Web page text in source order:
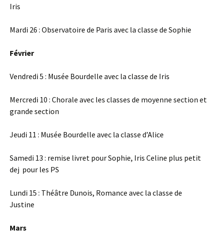
Iris
Mardi 26 : Observatoire de Paris avec la classe de Sophie
Février
Vendredi 5 : Musée Bourdelle avec la classe de Iris
Mercredi 10 : Chorale avec les classes de moyenne section et
grande section
Jeudi 11 : Musée Bourdelle avec la classe d’Alice
Samedi 13 : remise livret pour Sophie, Iris Celine plus petit
dej pour les PS
Lundi 15 : Théâtre Dunois, Romance avec la classe de
Justine
Mars